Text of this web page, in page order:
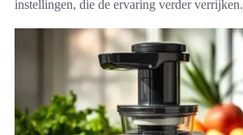
instellingen, die de ervaring verder verrijken.